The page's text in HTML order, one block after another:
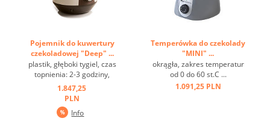
Pojemnik do kuwertury
czekoladowej "Deep" ...
plastik, głęboki tygiel, czas
topnienia: 2-3 godziny,
stopniowa regulacja
temperatury ...
1.847,25
PLN
Info
Temperówka do czekolady
"MINI" ...
okrągła, zakres temperatur
od 0 do 60 st.C ...
1.091,25 PLN